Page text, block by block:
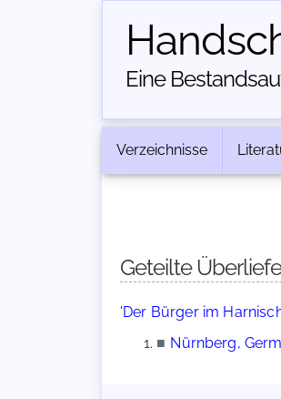
Eine
Verzeichnisse
Geteilte
'Der Bürger im
■ Nürnberg,